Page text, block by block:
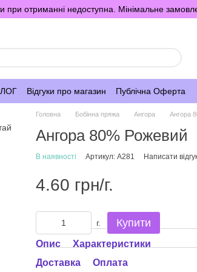
отриманні недоступна. Мінімальне
Відгуки про магазин Публічна Оферта
Головна Бобінна пряжа Ангора Ангора
Ангора 80% Рожевий
В наявності Артикул: A281 Написати
4.60 грн/г.
г. Купити
Опис
Характеристики
Доставка
Оплата